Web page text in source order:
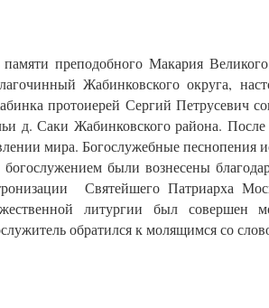
преподобного Макария Великого,
Жабинковского округа,
протоиерей Сергий Петрусевич
д. Саки Жабинковского района. После
мира. Богослужебные песнопения
были вознесены
Святейшего Патриарха
литургии был совершен
обратился к молящимся со